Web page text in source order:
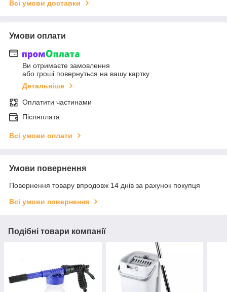
Всі умови доставки
Умови оплати
Ви отримаєте замовлення
або гроші повернуться на вашу картку
Детальніше
Оплатити частинами
Післяплата
Всі умови оплати
Умови повернення
Повернення товару впродовж 14 днів за рахунок покупця
Всі умови повернення
Подібні товари компанії